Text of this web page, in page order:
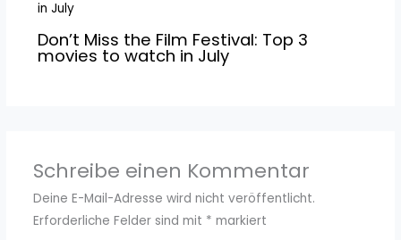
Don’t Miss the Film Festival: Top 3
movies to watch in July
Schreibe einen Kommentar
Deine E-Mail-Adresse wird nicht veröffentlicht.
Erforderliche Felder sind mit * markiert